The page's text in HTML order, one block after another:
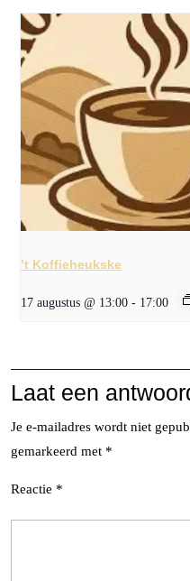
’t Koffieheukske
17 augustus @ 13:00 - 17:00
Laat een
Je e-mailadres wordt niet
gemarkeerd met *
Reactie *